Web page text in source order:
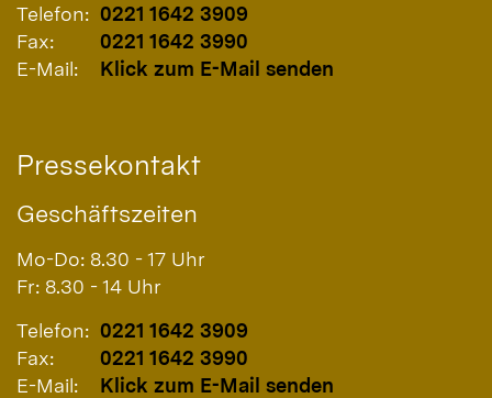
Telefon: 0221 1642 3909
Fax:
0221 1642 3990
E-Mail:
Klick zum E-Mail senden
Pressekontakt
Geschäftszeiten
Mo-Do: 8.30 - 17 Uhr
Fr: 8.30 - 14 Uhr
Telefon: 0221 1642 3909
Fax:
0221 1642 3990
E-Mail:
Klick zum E-Mail senden